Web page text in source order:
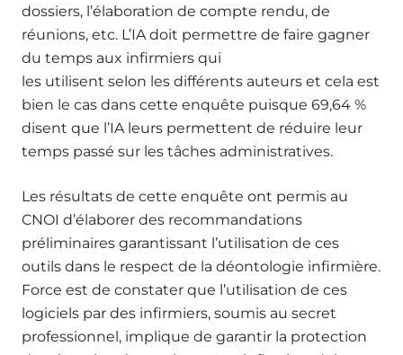
dossiers, l’élaboration de compte rendu, de
réunions, etc. L’IA doit permettre de faire gagner
du temps aux infirmiers qui
les utilisent selon les différents auteurs et cela est
bien le cas dans cette enquête puisque 69,64 %
disent que l’IA leurs permettent de réduire leur
temps passé sur les tâches administratives.
Les résultats de cette enquête ont permis au
CNOI d’élaborer des recommandations
préliminaires garantissant l’utilisation de ces
outils dans le respect de la déontologie infirmière.
Force est de constater que l’utilisation de ces
logiciels par des infirmiers, soumis au secret
professionnel, implique de garantir la protection